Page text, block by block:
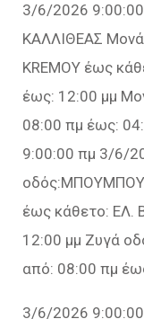
3/6/2026
ΚΑΛΛΙΘΕΑΣ Μονά
KREMOY έως
έως: 12:00 μμ
08:00 πμ έως:
9:00:00 πμ 3/6/
έως κάθετο: ΕΛ.
12:00 μμ Ζυγά
από: 08:00 πμ
3/6/2026